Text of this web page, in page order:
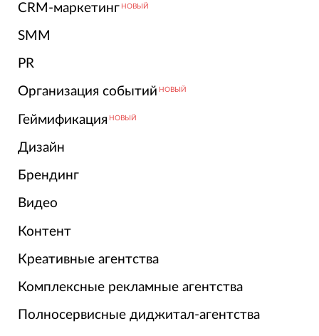
CRM-маркетинг НОВЫЙ
SMM
PR
Организация событий НОВЫЙ
Геймификация НОВЫЙ
Дизайн
Брендинг
Видео
Контент
Креативные агентства
Комплексные рекламные агентства
Полносервисные диджитал-агентства